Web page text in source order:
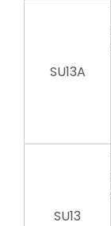
SU13A
SU13